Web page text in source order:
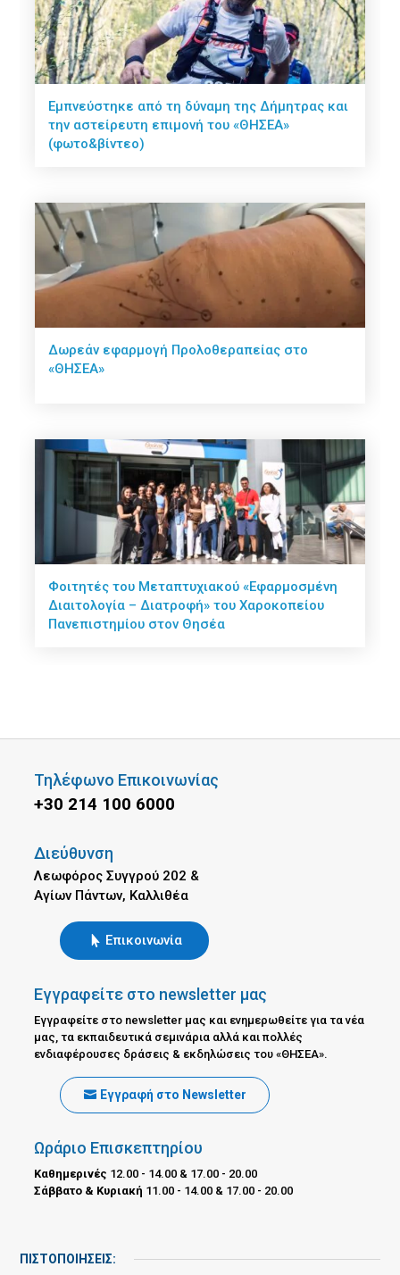
Εμπνεύστηκε από τη δύναμη της Δήμητρας και
την αστείρευτη επιμονή του «ΘΗΣΕΑ»
(φωτο&βίντεο)
Δωρεάν εφαρμογή Προλοθεραπείας στο
«ΘΗΣΕΑ»
Φοιτητές του Μεταπτυχιακού «Εφαρμοσμένη
Διαιτολογία – Διατροφή» του Χαροκοπείου
Πανεπιστημίου στον Θησέα
Τηλέφωνο Επικοινωνίας
+30 214 100 6000
Διεύθυνση
Λεωφόρος Συγγρού 202 &
Αγίων Πάντων, Καλλιθέα
Επικοινωνία
Εγγραφείτε στο newsletter μας
Εγγραφείτε στο newsletter μας και ενημερωθείτε για τα νέα
μας, τα εκπαιδευτικά σεμινάρια αλλά και πολλές
ενδιαφέρουσες δράσεις & εκδηλώσεις του «ΘΗΣΕΑ».
Εγγραφή στο Newsletter
Ωράριο Επισκεπτηρίου
Καθημερινές 12.00 - 14.00 & 17.00 - 20.00
Σάββατο & Κυριακή 11.00 - 14.00 & 17.00 - 20.00
ΠΙΣΤΟΠΟΙΗΣΕΙΣ: